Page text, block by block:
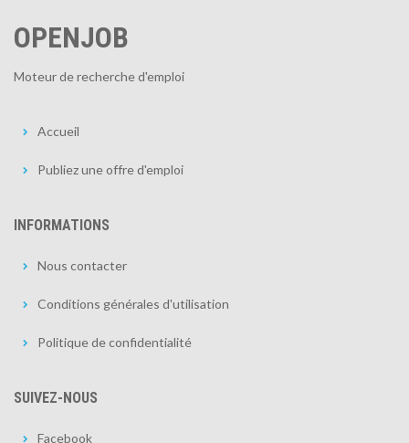
OPENJOB
Moteur de recherche d'emploi
Accueil
Publiez une offre d'emploi
INFORMATIONS
Nous contacter
Conditions générales d'utilisation
Politique de confidentialité
SUIVEZ-NOUS
Facebook